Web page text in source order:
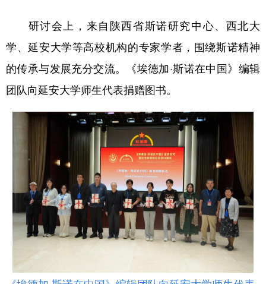
研讨会上，来自陕西省斯诺研究中心、西北大
学、延安大学等高校机构的专家学者，围绕斯诺精神
的传承与发展充分交流。《埃德加·斯诺在中国》编辑
团队向延安大学师生代表捐赠图书。